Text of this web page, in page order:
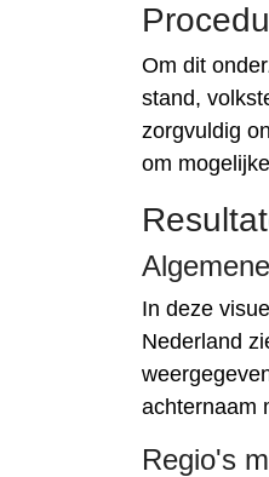
Om dit
stand,
zorgvuldig
om
In deze
Nederland
achternaam
Regio's